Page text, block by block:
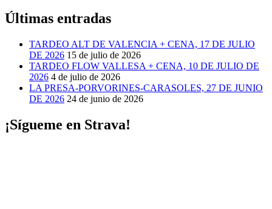
Últimas entradas
TARDEO ALT DE VALENCIA + CENA, 17 DE JULIO
DE 2026 15 de julio de 2026
TARDEO FLOW VALLESA + CENA, 10 DE JULIO DE
2026 4 de julio de 2026
LA PRESA-PORVORINES-CARASOLES, 27 DE JUNIO
DE 2026 24 de junio de 2026
¡Sígueme en Strava!